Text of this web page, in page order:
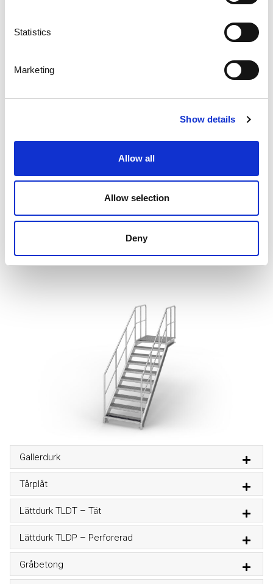
Statistics
Marketing
Show details
Allow all
Allow selection
Deny
Trappsteg
Kompletterande information om våra olika stegval.
Gallerdurk
Tårplåt
Lättdurk TLDT – Tät
Lättdurk TLDP – Perforerad
Gråbetong